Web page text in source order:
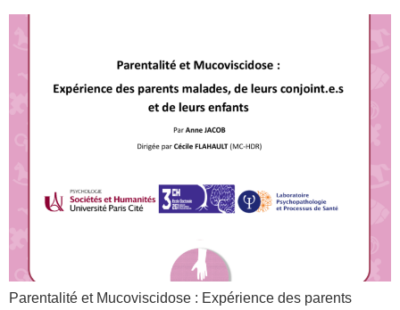
Parentalité et Mucoviscidose : Expérience des parents